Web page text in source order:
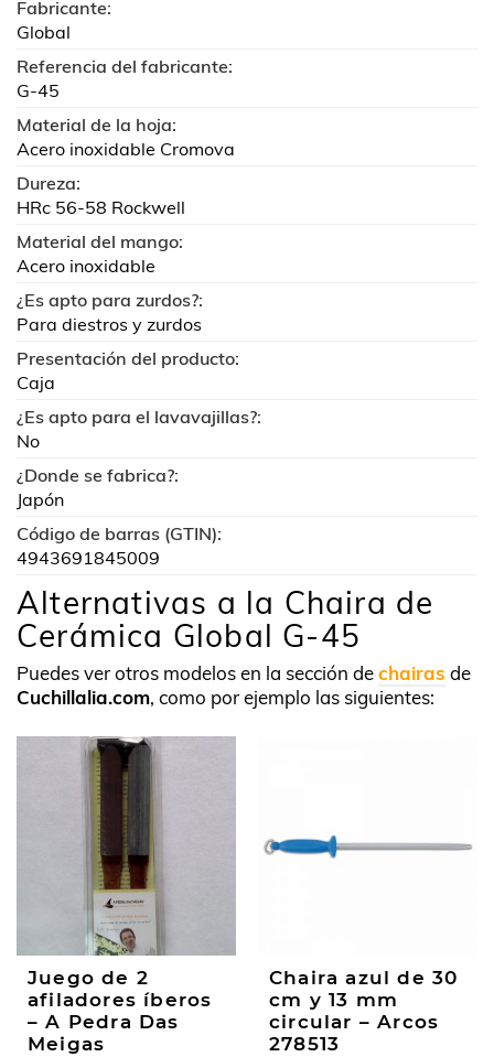
Fabricante:
Global
Referencia del fabricante:
G-45
Material de la hoja:
Acero inoxidable Cromova
Dureza:
HRc 56-58 Rockwell
Material del mango:
Acero inoxidable
¿Es apto para zurdos?:
Para diestros y zurdos
Presentación del producto:
Caja
¿Es apto para el lavavajillas?:
No
¿Donde se fabrica?:
Japón
Código de barras (GTIN):
4943691845009
Alternativas a la Chaira de
Cerámica Global G-45
Puedes ver otros modelos en la sección dechairas de
Cuchillalia.com, como por ejemplo las siguientes:
Juego de 2
afiladores íberos
– A Pedra Das
Meigas
Chaira azul de 30
cm y 13 mm
circular – Arcos
278513